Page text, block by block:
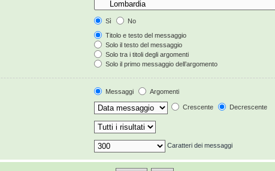
Sì
No
Titolo e testo del messaggio
Solo il testo del messaggio
Solo tra i titoli degli argomenti
Solo il primo messaggio dell’argomento
Messaggi
Argomenti
Crescente Decrescente
Caratteri dei messaggi